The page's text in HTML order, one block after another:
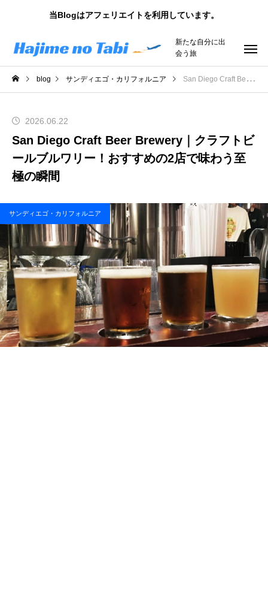
当Blogはアフェリエイトを利用しています。
新たな自分に出
会う旅
blog サンディエゴ・カリフォルニア San Diego Craft Beer Brewery｜クラフトビールブルワリー！おすすめの2店で味わう至極の瞬間
2026.06.22
San Diego Craft Beer Brewery｜クラフトビ
ールブルワリー！おすすめの2店で味わう至
極の瞬間
サンディエゴ・カリフォルニア